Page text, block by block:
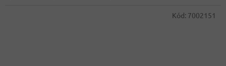
Kód: 7002151